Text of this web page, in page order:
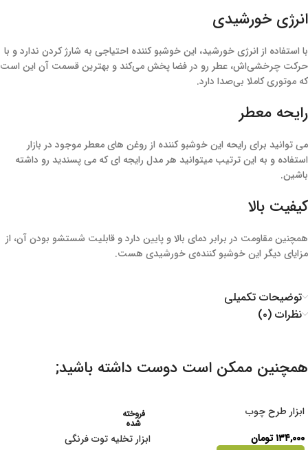
انرژی خورشیدی
با استفاده از انرژی خورشید، این خوشبو کننده احتیاجی به شارژ کردن ندارد و با
حرکت چرخشی‌اش، عطر رو در فضا پخش می‌کند و بهترین قسمت آن این است
که موتوری کاملا بی‌صدا دارد.
رایحه معطر
می توانید برای رایحه این خوشبو کننده از روغن های معطر موجود در بازار
استفاده و به این ترتیب میتوانید هر مدل رایجه ای که می پسندید رو داشته
باشین.
کیفیت بالا
همچنین مقاومت در برابر دمای بالا و پایین دارد و قابلیت شستشو بودن آن، از
مزایای دیگر این خوشبو کننده‌ی خورشیدی هست.
توضیحات تکمیلی
نظرات (۰)
همچنین ممکن است دوست داشته باشید;
ابزار طرح چوب
۱۳۴,۰۰۰تومان
فروخته
شده
ابزار تخلیه توت فرنگی